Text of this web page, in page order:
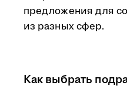
предложения для
из разных сфер.
Как выбрать